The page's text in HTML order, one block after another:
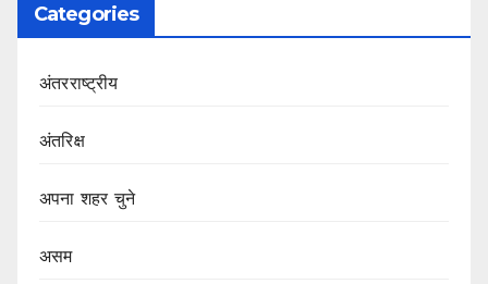
Categories
अंतरराष्ट्रीय
अंतरिक्ष
अपना शहर चुने
असम